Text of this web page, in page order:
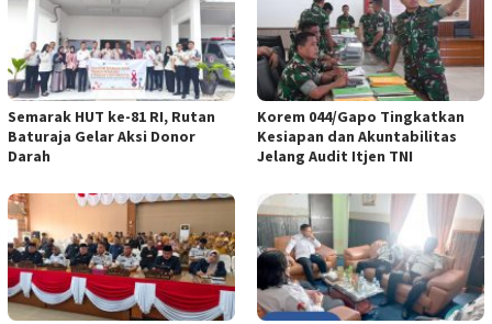
Semarak HUT ke-81 RI, Rutan
Baturaja Gelar Aksi Donor
Darah
Korem 044/Gapo Tingkatkan
Kesiapan dan Akuntabilitas
Jelang Audit Itjen TNI